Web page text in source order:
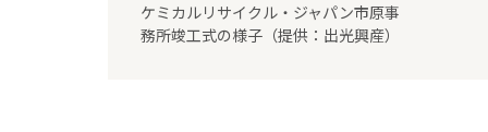
ケミカルリサイクル・ジャパン市原事
務所竣工式の様子（提供：出光興産）